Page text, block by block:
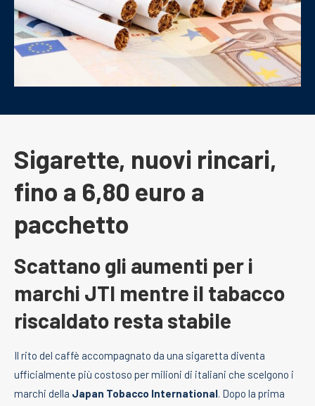
Sigarette, nuovi rincari,
fino a 6,80 euro a
pacchetto
Scattano gli aumenti per i
marchi JTI mentre il tabacco
riscaldato resta stabile
Il rito del caffè accompagnato da una sigaretta diventa
ufficialmente più costoso per milioni di italiani che scelgono i
marchi della Japan Tobacco International. Dopo la prima